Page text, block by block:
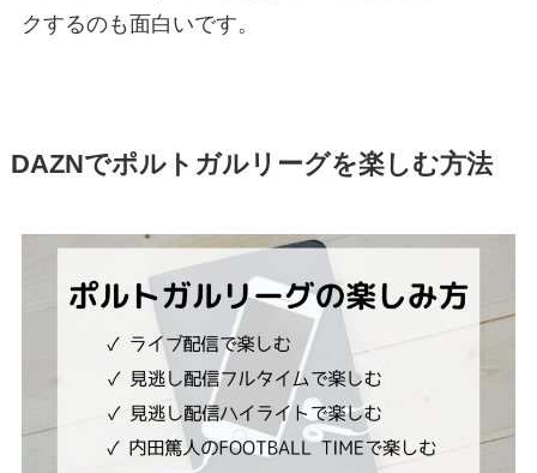
クするのも面白いです。
DAZNでポルトガルリーグを楽しむ方法